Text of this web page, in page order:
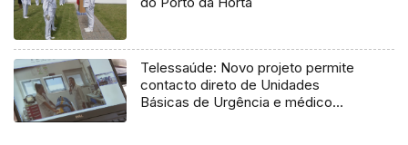
Telessaúde: Novo projeto permite
contacto direto de Unidades
Básicas de Urgência e médico